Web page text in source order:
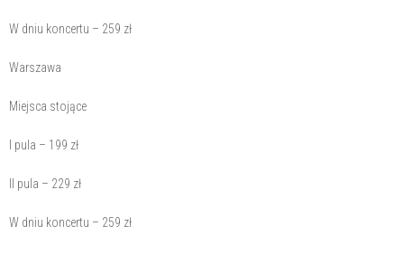
W dniu koncertu – 259 zł
Warszawa
Miejsca stojące
I pula – 199 zł
II pula – 229 zł
W dniu koncertu – 259 zł